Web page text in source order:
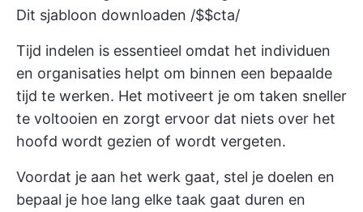
Dit sjabloon downloaden /$$cta/
Tijd indelen is essentieel omdat het individuen
en organisaties helpt om binnen een bepaalde
tijd te werken. Het motiveert je om taken sneller
te voltooien en zorgt ervoor dat niets over het
hoofd wordt gezien of wordt vergeten.
Voordat je aan het werk gaat, stel je doelen en
bepaal je hoe lang elke taak gaat duren en